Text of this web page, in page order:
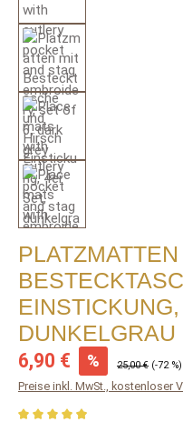
DUNKELGRAU
Verkaufspreis:
6,90 € % Regulärer Preis:
25,00 € (-72 %)
Preise inkl. MwSt., kostenloser